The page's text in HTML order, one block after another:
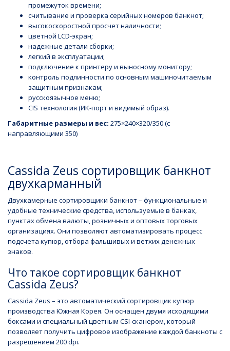
промежуток времени;
считывание и проверка серийных номеров банкнот;
высокоскоростной просчет наличности;
цветной LCD-экран;
надежные детали сборки;
легкий в эксплуатации;
подключение к принтеру и выносному монитору;
контроль подлинности по основным машиночитаемым
защитным признакам;
русскоязычное меню;
CIS технология (ИК-порт и видимый образ).
Габаритные размеры и вес: 275×240×320/350 (с
направляющими 350)
Cassida Zeus сортировщик банкнот
двухкарманный
Двухкамерные сортировщики банкнот – функциональные и
удобные технические средства, используемые в банках,
пунктах обмена валюты, розничных и оптовых торговых
организациях. Они позволяют автоматизировать процесс
подсчета купюр, отбора фальшивых и ветхих денежных
знаков.
Что такое сортировщик банкнот
Cassida Zeus?
Cassida Zeus – это автоматический сортировщик купюр
производства Южная Корея. Он оснащен двумя исходящими
боксами и специальный цветным CSI-сканером, который
позволяет получить цифровое изображение каждой банкноты с
разрешением 200 dpi.